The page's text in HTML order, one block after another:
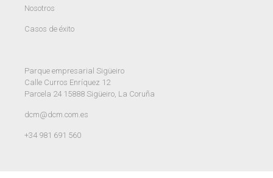
Nosotros
Casos de éxito
Parque empresarial Sigüeiro
Calle Curros Enríquez 12
Parcela 24 15888 Sigüeiro, La Coruña
dcm@dcm.com.es
+34 981 691 560